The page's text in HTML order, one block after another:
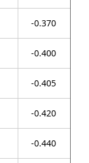
-0.370
-0.400
-0.405
-0.420
-0.440